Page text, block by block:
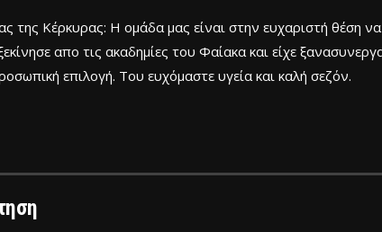
της Κέρκυρας: Η ομάδα μας είναι στην ευχαριστή θέση
απο τις ακαδημίες του Φαίακα και είχε
επιλογή. Του ευχόμαστε υγεία και καλή σεζόν.